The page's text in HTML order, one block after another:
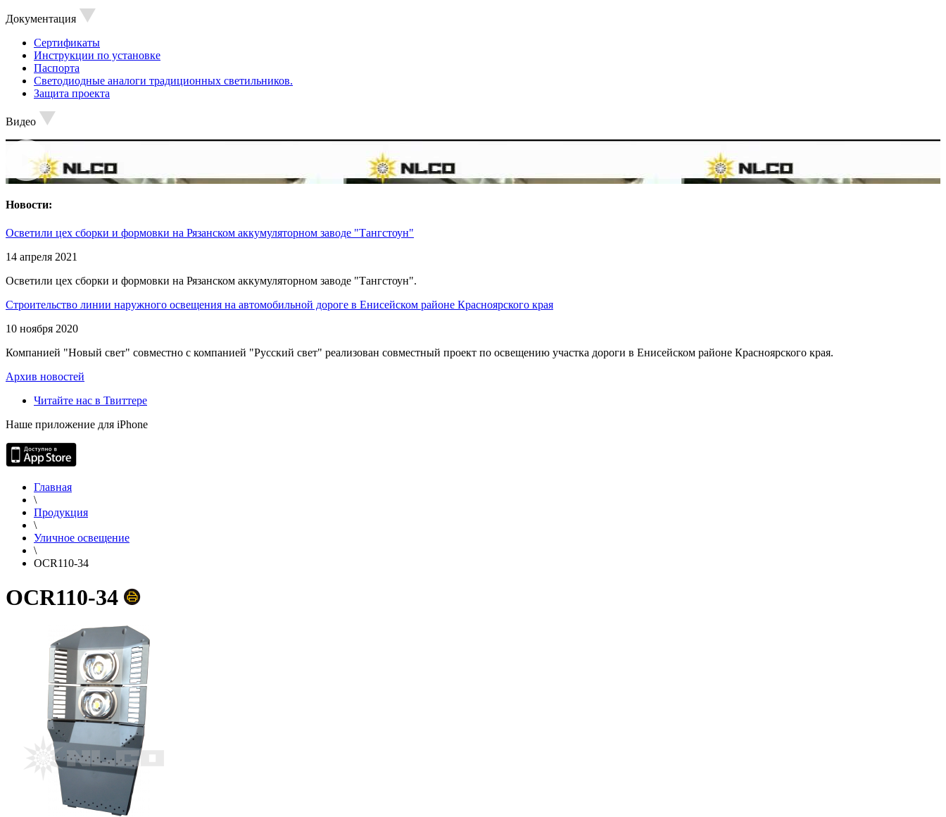
Документация
Сертификаты
Инструкции по установке
Паспорта
Светодиодные аналоги традиционных светильников.
Защита проекта
Видео
Новости:
Осветили цех сборки и формовки на Рязанском аккумуляторном заводе "Тангстоун"
14 апреля 2021
Осветили цех сборки и формовки на Рязанском аккумуляторном заводе "Тангстоун".
Строительство линии наружного освещения на автомобильной дороге в Енисейском районе Красноярского края
10 ноября 2020
Компанией "Новый свет" совместно с компанией "Русский свет" реализован совместный проект по освещению участка дороги в Енисейском районе Красноярского края.
Архив новостей
Читайте нас в Твиттере
Наше приложение для iPhone
Главная
\
Продукция
\
Уличное освещение
\
OCR110-34
OCR110-34